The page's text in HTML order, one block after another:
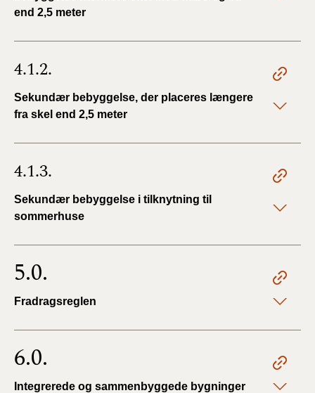
2010)
end 2,5 meter
4.1.2.
Sekundær bebyggelse, der placeres længere
fra skel end 2,5 meter
4.1.3.
Sekundær bebyggelse i tilknytning til
sommerhuse
5.0.
Fradragsreglen
6.0.
Integrerede og sammenbyggede bygninger